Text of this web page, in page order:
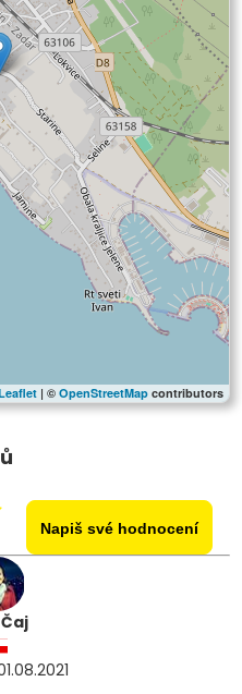
| ©OpenStreetMap contributors
Napiš své hodnocení